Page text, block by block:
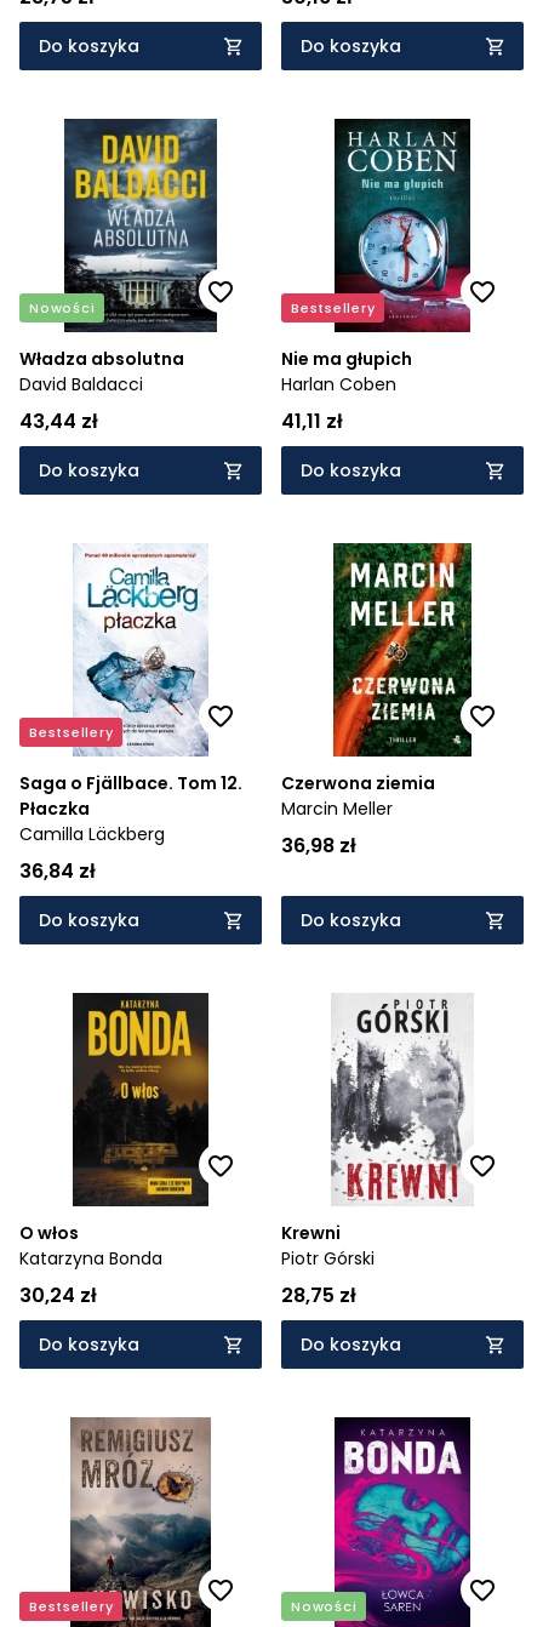
Do koszyka Do koszyka
Nowości
Władza absolutna
David Baldacci
43,44 zł
Do koszyka
Bestsellery
Nie ma głupich
Harlan Coben
41,11 zł
Do koszyka
Bestsellery
Saga o Fjällbace. Tom 12.
Płaczka
Camilla Läckberg
36,84 zł
Do koszyka
Czerwona ziemia
Marcin Meller
36,98 zł
Do koszyka
O włos
Katarzyna Bonda
30,24 zł
Do koszyka
Krewni
Piotr Górski
28,75 zł
Do koszyka
Bestsellery Nowości